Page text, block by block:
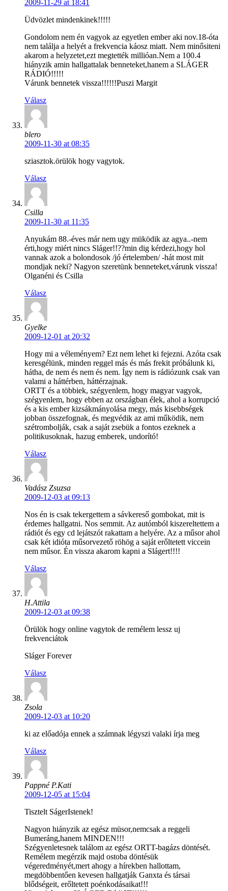
2009-11-29 at 18:41
Üdvözlet mindenkinek!!!!!
Gondolom nem én vagyok az egyetlen ember aki nov.18-óta
nem találja a helyét a frekvencia káosz miatt. Nem minősiteni
akarom a helyzetet,ezt megtették millióan.Nem a 100.4
hiányzik amin hallgattalak benneteket,hanem a SLÁGER
RÁDIÓ!!!!!
Várunk bennetek vissza!!!!!!Puszi Margit
Válasz
blero
2009-11-30 at 08:35
sziasztok.örülök hogy vagytok.
Válasz
Csilla
2009-11-30 at 11:35
Anyukám 88.-éves már nem ugy müködik az agya..-nem
érti,hogy miért nincs Sláger!!??min dig kérdezi,hogy hol
vannak azok a bolondosok /jó értelemben/ -hát most mit
mondjak neki? Nagyon szeretünk benneteket,várunk vissza!
Olganéni és Csilla
Válasz
Gyelke
2009-12-01 at 20:32
Hogy mi a véleményem? Ezt nem lehet ki fejezni. Azóta csak
keresgélünk, minden reggel más és más frekit próbálunk ki,
hátha, de nem és nem és nem. Így nem is rádiózunk csak van
valami a háttérben, háttérzajnak.
ORTT és a többiek, szégyenlem, hogy magyar vagyok,
szégyenlem, hogy ebben az országban élek, ahol a korrupció
és a kis ember kizsákmányolása megy, más kisebbségek
jobban összefognak, és megvédik az ami működik, nem
szétrombolják, csak a saját zsebük a fontos ezeknek a
politikusoknak, hazug emberek, undorító!
Válasz
Vadász Zsuzsa
2009-12-03 at 09:13
Nos én is csak tekergettem a sávkereső gombokat, mit is
érdemes hallgatni. Nos semmit. Az autómból kiszereltettem a
rádiót és egy cd lejátszót rakattam a helyére. Az a műsor ahol
csak két idióta műsorvezető röhög a saját erőltetett viccein
nem műsor. Én vissza akarom kapni a Slágert!!!!
Válasz
H.Attila
2009-12-03 at 09:38
Örülök hogy online vagytok de remélem lessz uj
frekvenciátok
Sláger Forever
Válasz
Zsola
2009-12-03 at 10:20
ki az előadója ennek a számnak légyszi valaki írja meg
Válasz
Pappné P.Kati
2009-12-05 at 15:04
Tisztelt SágerIstenek!
Nagyon hiányzik az egész müsor,nemcsak a reggeli
Bumeráng,hanem MINDEN!!!
Szégyenletesnek találom az egész ORTT-bagázs döntését.
Remélem megérzik majd ostoba döntésük
végeredményét,mert ahogy a hírekben hallottam,
megdöbbentően kevesen hallgatják Ganxta és társai
blődségeit, erőltetett poénkodásaikat!!!